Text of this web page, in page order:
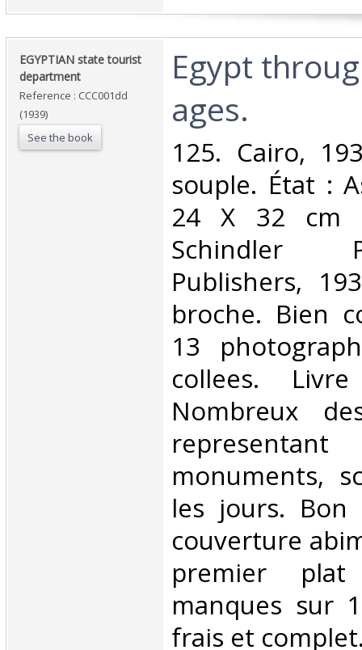
‎EGYPTIAN state tourist
department‎
Reference : CCC001dd
(1939)
See the book
‎Egypt
ages. ‎
‎125. Cairo,
souple. État :
24 X 32 cm
Schindler
Publishers,
broche. Bien
13
collees.
Nombreux
monuments,
les jours.
couverture
premier
manques sur
frais et